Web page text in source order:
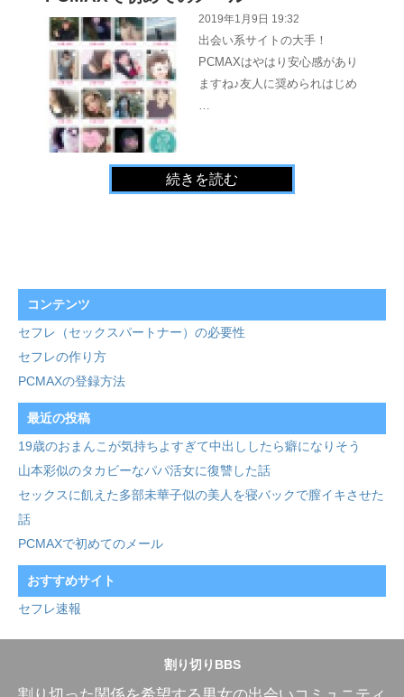
2019年1月9日 19:32
出会い系サイトの大手！
PCMAXはやはり安心感があり
ますね♪友人に奨められはじめ
続きを読む
コンテンツ
セフレ（セックスパートナー）の必要性
セフレの作り方
PCMAXの登録方法
最近の投稿
19歳のおまんこが気持ちよすぎて中出ししたら癖になりそう
山本彩似のタカビーなパパ活女に復讐した話
セックスに飢えた多部未華子似の美人を寝バックで膣イキさせた
話
PCMAXで初めてのメール
おすすめサイト
セフレ速報
割り切りBBS